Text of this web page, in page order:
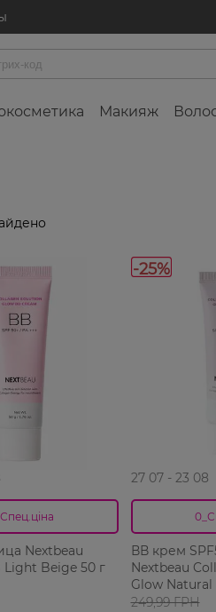
Макияж
Nextbeau
Light Beige 50 г
-25%
27 07 - 23 08
ВВ крем
Nextbeau
Glow Natural
249,99 ГРН